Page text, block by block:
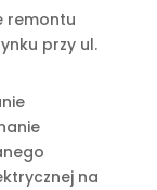
remontu
przy ul.
na